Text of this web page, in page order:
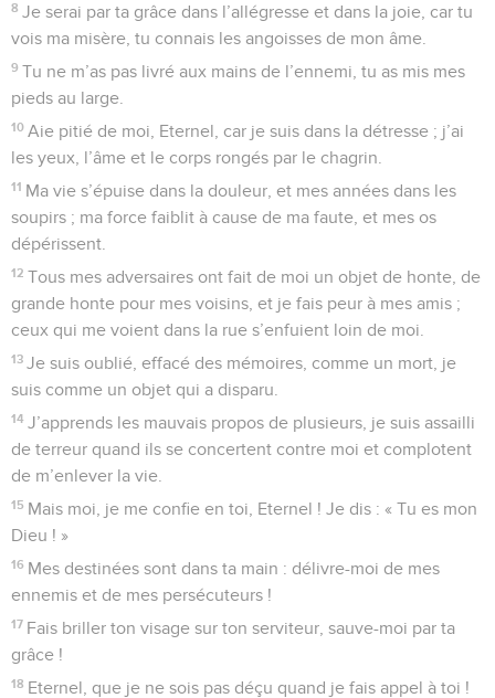
8 Je serai par ta grâce dans l’allégresse et dans la joie, car tu
vois ma misère, tu connais les angoisses de mon âme.
9 Tu ne m’as pas livré aux mains de l’ennemi, tu as mis mes
pieds au large.
10 Aie pitié de moi, Eternel, car je suis dans la détresse ; j’ai
les yeux, l’âme et le corps rongés par le chagrin.
11 Ma vie s’épuise dans la douleur, et mes années dans les
soupirs ; ma force faiblit à cause de ma faute, et mes os
dépérissent.
12 Tous mes adversaires ont fait de moi un objet de honte, de
grande honte pour mes voisins, et je fais peur à mes amis ;
ceux qui me voient dans la rue s’enfuient loin de moi.
13 Je suis oublié, effacé des mémoires, comme un mort, je
suis comme un objet qui a disparu.
14 J’apprends les mauvais propos de plusieurs, je suis assailli
de terreur quand ils se concertent contre moi et complotent
de m’enlever la vie.
15 Mais moi, je me confie en toi, Eternel ! Je dis : « Tu es mon
Dieu ! »
16 Mes destinées sont dans ta main : délivre-moi de mes
ennemis et de mes persécuteurs !
17 Fais briller ton visage sur ton serviteur, sauve-moi par ta
grâce !
18 Eternel, que je ne sois pas déçu quand je fais appel à toi !